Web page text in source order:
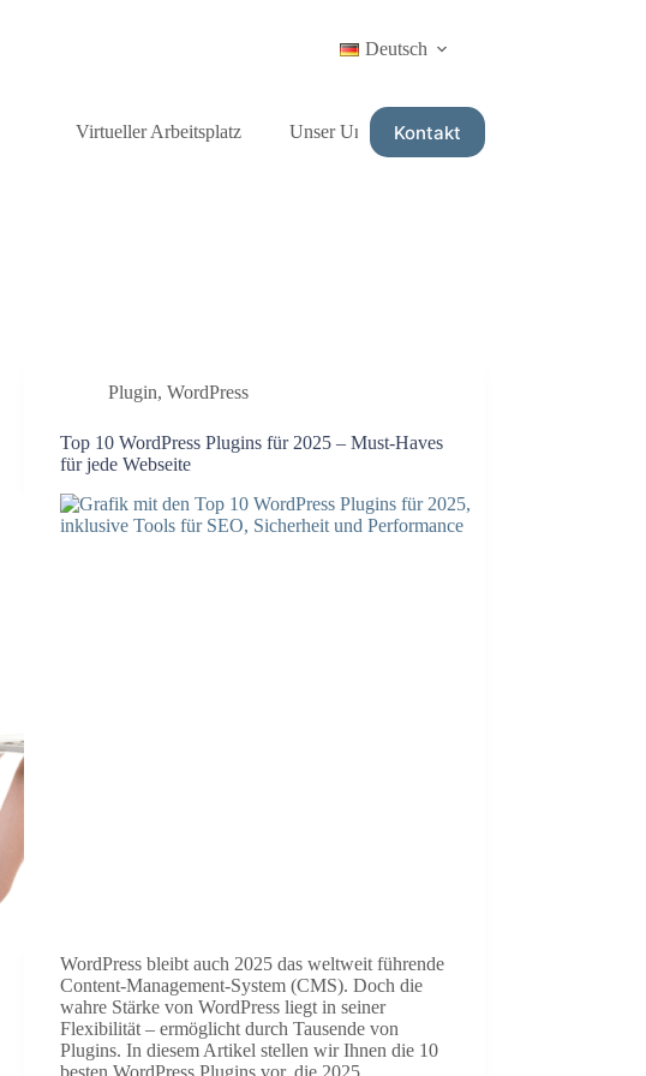
Deutsch
Virtueller Arbeitsplatz Unser UniversumKontakt
Plugin,WordPress
Top 10 WordPress Plugins für 2025 – Must-Haves
für jede Webseite
WordPress bleibt auch 2025 das weltweit führende
Content-Management-System (CMS). Doch die
wahre Stärke von WordPress liegt in seiner
Flexibilität – ermöglicht durch Tausende von
Plugins. In diesem Artikel stellen wir Ihnen die 10
besten WordPress Plugins vor, die 2025